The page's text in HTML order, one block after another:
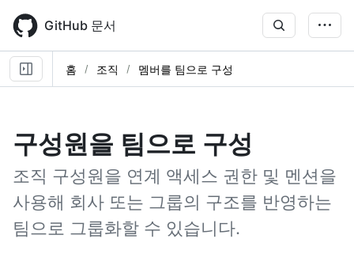
main
content
GitHub 문서
홈 조직 멤버를 팀으로 구성
구성원을 팀으로 구성
조직 구성원을 연계 액세스 권한 및 멘션을
사용해 회사 또는 그룹의 구조를 반영하는
팀으로 그룹화할 수 있습니다.